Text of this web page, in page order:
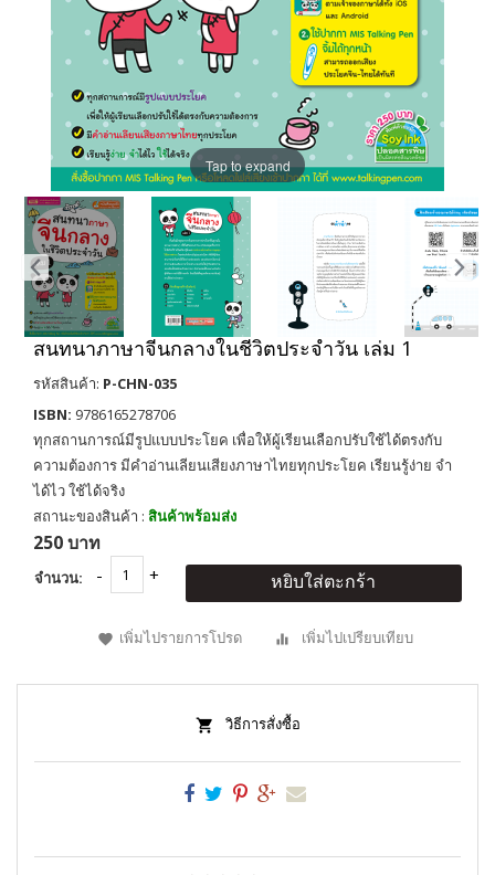
Tap to expand
สนทนาภาษาจีนกลางในชีวิตประจำวัน เล่ม 1
รหัสสินค้า: P-CHN-035
ISBN: 9786165278706
ทุกสถานการณ์มีรูปแบบประโยค เพื่อให้ผู้เรียนเลือกปรับใช้ได้ตรงกับ
ความต้องการ มีคำอ่านเลียนเสียงภาษาไทยทุกประโยค เรียนรู้ง่าย จำ
ได้ไว ใช้ได้จริง
สถานะของสินค้า : สินค้าพร้อมส่ง
250 บาท
จำนวน: หยิบใส่ตะกร้า
เพิ่มไปรายการโปรด เพิ่มไปเปรียบเทียบ
วิธีการสั่งซื้อ